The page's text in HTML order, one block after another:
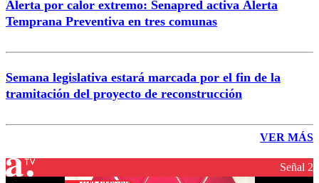
Alerta por calor extremo: Senapred activa Alerta
Temprana Preventiva en tres comunas
Semana legislativa estará marcada por el fin de la
tramitación del proyecto de reconstrucción
VER MÁS
Señal 2